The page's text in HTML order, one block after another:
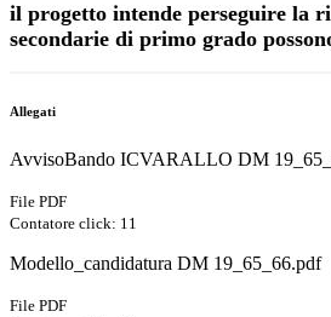
il progetto intende perseguire la
secondarie di primo grado
Allegati
AvvisoBando ICVARALLO DM
File PDF
Contatore click: 11
Modello_candidatura DM 19_65_66.pdf
File PDF